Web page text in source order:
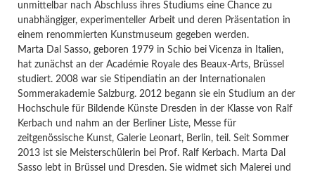
unmittelbar nach Abschluss ihres Studiums eine Chance zu
unabhängiger, experimenteller Arbeit und deren Präsentation in
einem renommierten Kunstmuseum gegeben werden.
Marta Dal Sasso, geboren 1979 in Schio bei Vicenza in Italien,
hat zunächst an der Académie Royale des Beaux-Arts, Brüssel
studiert. 2008 war sie Stipendiatin an der Internationalen
Sommerakademie Salzburg. 2012 begann sie ein Studium an der
Hochschule für Bildende Künste Dresden in der Klasse von Ralf
Kerbach und nahm an der Berliner Liste, Messe für
zeitgenössische Kunst, Galerie Leonart, Berlin, teil. Seit Sommer
2013 ist sie Meisterschülerin bei Prof. Ralf Kerbach. Marta Dal
Sasso lebt in Brüssel und Dresden. Sie widmet sich Malerei und